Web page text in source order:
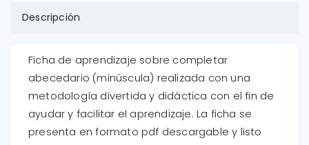
Descripción
Ficha de aprendizaje sobre completar
abecedario (minúscula) realizada con una
metodología divertida y didáctica con el fin de
ayudar y facilitar el aprendizaje. La ficha se
presenta en formato pdf descargable y listo